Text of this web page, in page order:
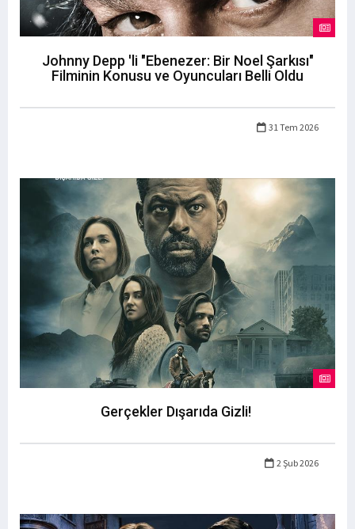
Johnny Depp 'li "Ebenezer: Bir Noel Şarkısı"
Filminin Konusu ve Oyuncuları Belli Oldu
31 Tem 2026
Gerçekler Dışarıda Gizli!
2 Şub 2026